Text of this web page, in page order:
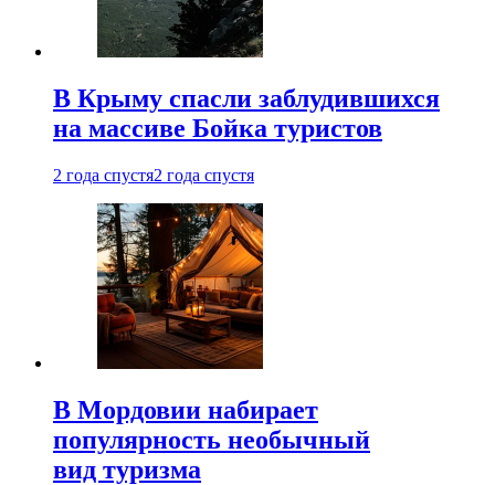
В Крыму спасли заблудившихся
на массиве Бойка туристов
2 года спустя2 года спустя
В Мордовии набирает
популярность необычный
вид туризма